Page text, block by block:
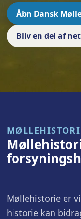
Åbn Dansk
Bliv en del af
Møllehistorie er
historie kan